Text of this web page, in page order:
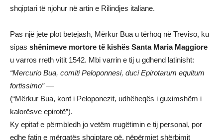
shqiptari të njohur në artin e Rilindjes italiane.
Pas një jete plot betejash, Mërkur Bua u tërhoq në Treviso, ku
sipas shënimeve mortore të kishës Santa Maria Maggiore
u varros rreth vitit 1542. Mbi varrin e tij u gdhend latinisht:
“Mercurio Bua, comiti Peloponnesi, duci Epirotarum equitum
fortissimo”—
(“Mërkur Bua, kont i Peloponezit, udhëheqës i guximshëm i
kalorësve epirotë”).
Ky epitaf e përmbledh jo vetëm rrugëtimin e tij personal, por
edhe fatin e mërgatës shqiptare që, nëpërmjet shërbimit